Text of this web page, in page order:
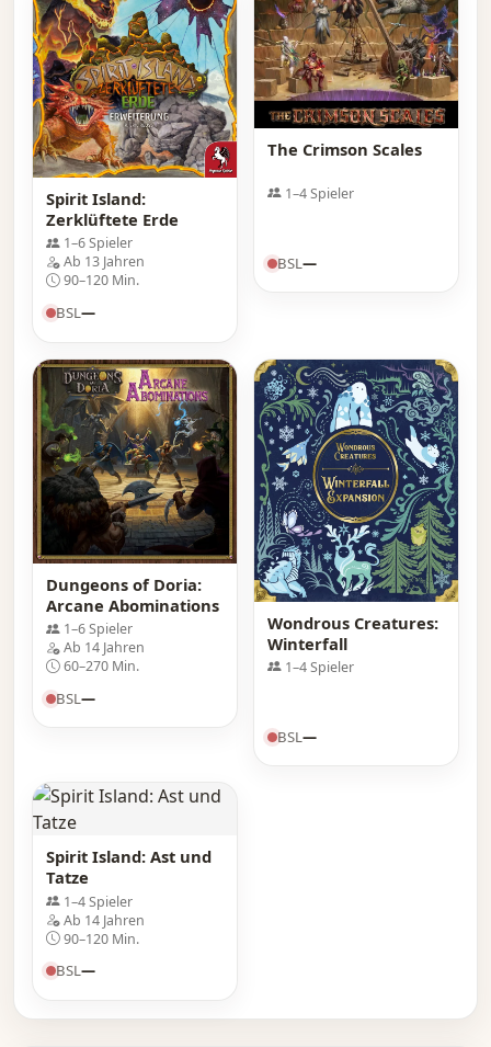
Spirit Island:
Zerklüftete Erde
1–6 Spieler
Ab 13 Jahren
90–120 Min.
BSL—
The Crimson Scales
1–4 Spieler
BSL—
Dungeons of Doria:
Arcane Abominations
1–6 Spieler
Ab 14 Jahren
60–270 Min.
BSL—
Wondrous Creatures:
Winterfall
1–4 Spieler
BSL—
Spirit Island: Ast und
Tatze
1–4 Spieler
Ab 14 Jahren
90–120 Min.
BSL—